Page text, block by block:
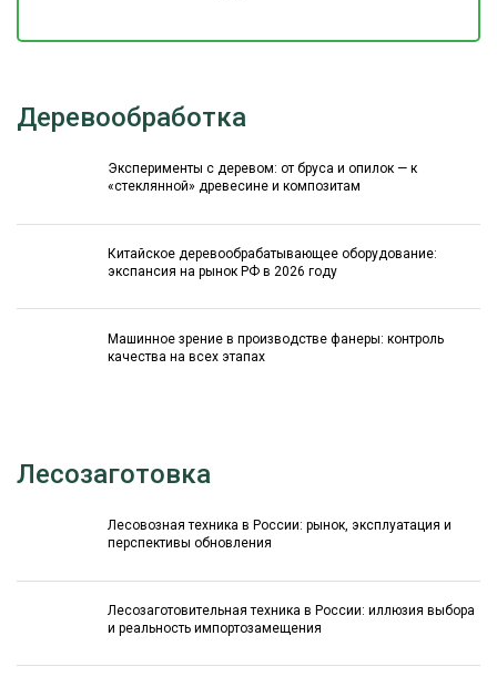
Деревообработка
Эксперименты с деревом: от бруса и опилок — к
«стеклянной» древесине и композитам
Китайское деревообрабатывающее оборудование:
экспансия на рынок РФ в 2026 году
Машинное зрение в производстве фанеры: контроль
качества на всех этапах
Лесозаготовка
Лесовозная техника в России: рынок, эксплуатация и
перспективы обновления
Лесозаготовительная техника в России: иллюзия выбора
и реальность импортозамещения